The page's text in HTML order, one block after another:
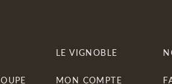
LE VIGNOBLE
MON COMPTE